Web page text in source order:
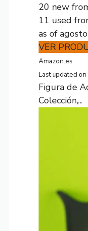
20 new
11 used
as of
VER
Amazon.es
Last updated
Figura de
Colección,...